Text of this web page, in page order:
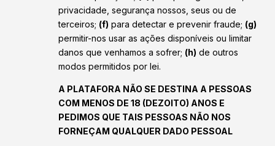
privacidade, segurança nossos, seus ou de
terceiros; (f) para detectar e prevenir fraude; (g)
permitir-nos usar as ações disponíveis ou limitar
danos que venhamos a sofrer; (h) de outros
modos permitidos por lei.
A PLATAFORA NÃO SE DESTINA A PESSOAS
COM MENOS DE 18 (DEZOITO) ANOS E
PEDIMOS QUE TAIS PESSOAS NÃO NOS
FORNEÇAM QUALQUER DADO PESSOAL